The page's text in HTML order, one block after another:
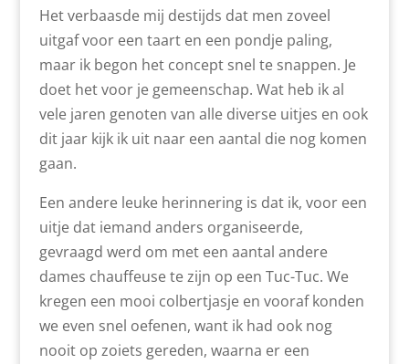
Het verbaasde mij destijds dat men zoveel
uitgaf voor een taart en een pondje paling,
maar ik begon het concept snel te snappen. Je
doet het voor je gemeenschap. Wat heb ik al
vele jaren genoten van alle diverse uitjes en ook
dit jaar kijk ik uit naar een aantal die nog komen
gaan.
Een andere leuke herinnering is dat ik, voor een
uitje dat iemand anders organiseerde,
gevraagd werd om met een aantal andere
dames chauffeuse te zijn op een Tuc-Tuc. We
kregen een mooi colbertjasje en vooraf konden
we even snel oefenen, want ik had ook nog
nooit op zoiets gereden, waarna er een